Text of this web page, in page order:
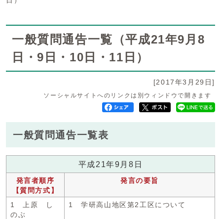
一般質問通告一覧（平成21年9月8
日・9日・10日・11日）
[2017年3月29日]
ソーシャルサイトへのリンクは別ウィンドウで開きます
一般質問通告一覧表
平成21年9月8日
発言者順序
【質問方式】
発言の要旨
1 上原 し
のぶ
1 学研高山地区第2工区について